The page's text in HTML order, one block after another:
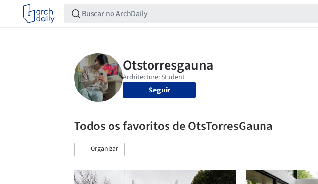
Seguir
Todos os favoritos de OtsTorresGauna
Organizar